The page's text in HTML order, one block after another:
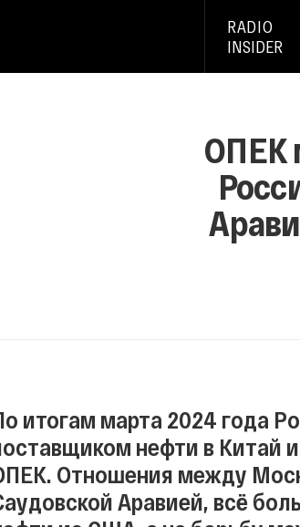
RADIO
INSIDER
ОПЕК
итогам марта 2024 года
нефти в Китай
Отношения между
Аравией, всё